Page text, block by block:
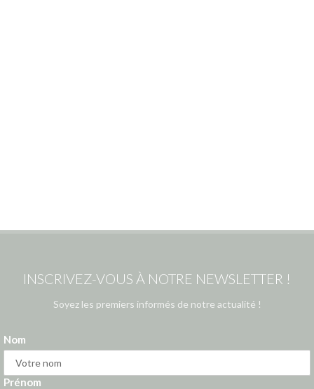
INSCRIVEZ-VOUS À NOTRE NEWSLETTER !
Soyez les premiers informés de notre actualité !
Nom
Prénom